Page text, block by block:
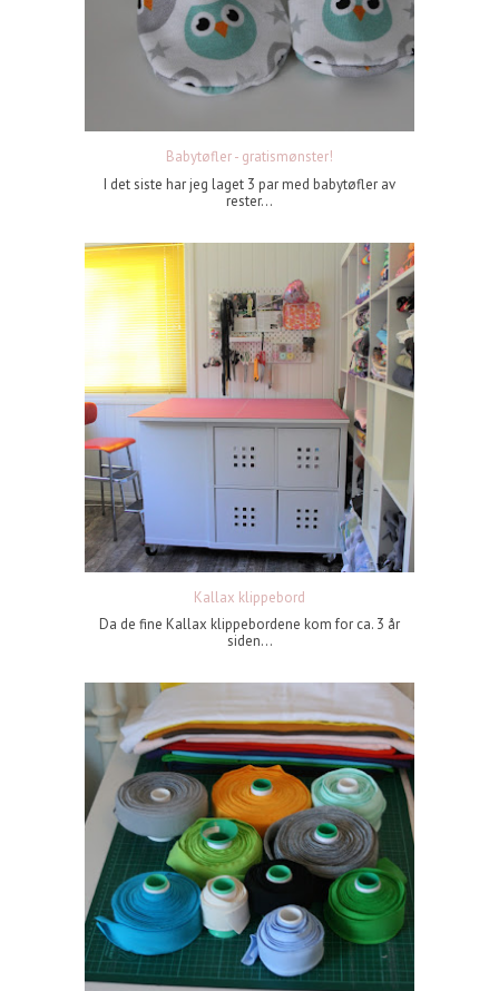
Babytøfler - gratismønster!
I det siste har jeg laget 3 par med babytøfler av
rester...
Kallax klippebord
Da de fine Kallax klippebordene kom for ca. 3 år
siden...